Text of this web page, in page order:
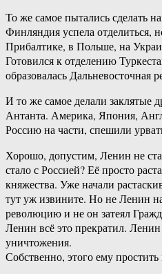
То же самое пытались сделать
Финляндия успела отделиться,
Прибалтике, в Польше, на
Готовился к отделению
образовалась Дальневосточная
И то же самое делали заклятые
Антанта. Америка, Япония,
Россию на части, спешили
Хорошо, допустим, Ленин не
стало с Россией? Её просто
княжества. Уже начали
тут уж извините. Но не Ленин
революцию и не он затеял
Ленин всё это прекратил.
уничтожения.
Собственно, этого ему